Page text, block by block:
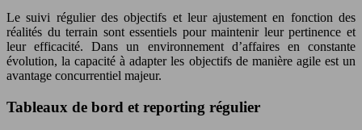
Le suivi régulier des objectifs et leur ajustement en fonction des
réalités du terrain sont essentiels pour maintenir leur pertinence et
leur efficacité. Dans un environnement d’affaires en constante
évolution, la capacité à adapter les objectifs de manière agile est un
avantage concurrentiel majeur.
Tableaux de bord et reporting régulier